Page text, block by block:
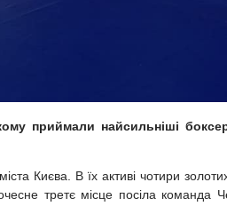
приймали найсильніші
Києва. В їх активі чотири
третє місце посіла команда